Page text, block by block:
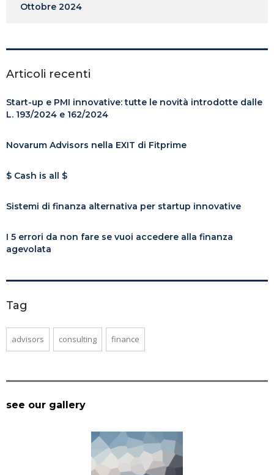
Ottobre 2024
Articoli recenti
Start-up e PMI innovative: tutte le novità introdotte dalle
L. 193/2024 e 162/2024
Novarum Advisors nella EXIT di Fitprime
$ Cash is all $
Sistemi di finanza alternativa per startup innovative
I 5 errori da non fare se vuoi accedere alla finanza
agevolata
Tag
advisors consulting finance
see our gallery